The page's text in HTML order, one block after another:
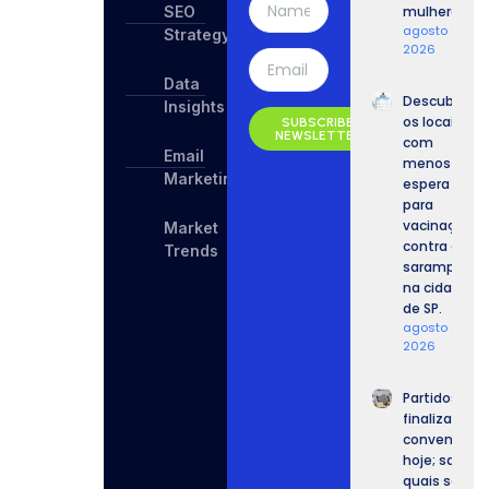
SEO
Strategy
Data
Insights
Email
Marketing
Market
Trends
SUBSCRIBE
NEWSLETTER
mulheres.
agosto 8,
2026
Descubra
os locais
com
menos
espera
para
vacinação
contra o
sarampo
na cidade
de SP.
agosto 8,
2026
Partidos
finalizam
convenções
hoje; saiba
quais serão